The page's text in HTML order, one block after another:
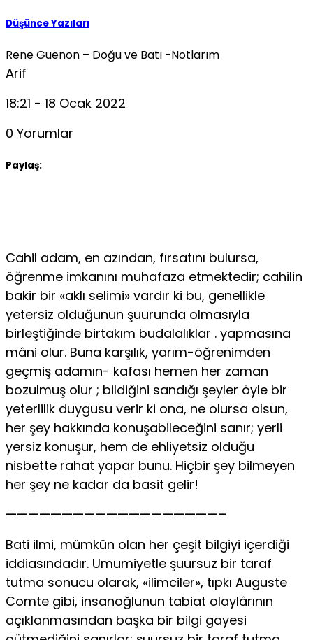
Düşünce Yazıları
Rene Guenon – Doğu ve Batı -Notlarım
Arif
18:21 - 18 Ocak 2022
0 Yorumlar
Paylaş:
Cahil adam, en azından, fırsatını bulursa,
öğrenme imkanını muhafaza etmektedir; cahilin
bakir bir «aklı selimi» vardır ki bu, genellikle
yetersiz olduğunun şuurunda olmasıyla
birleştiğinde birtakım budalalıklar . yapmasına
mâni olur. Buna karşılık, yarım-öğrenimden
geçmiş adamın- kafası hemen her zaman
bozulmuş olur ; bildiğini sandığı şeyler öyle bir
yeterlilik duygusu verir ki ona, ne olursa olsun,
her şey hakkında konuşabileceğini sanır; yerli
yersiz konuşur, hem de ehliyetsiz olduğu
nisbette rahat yapar bunu. Hiçbir şey bilmeyen
her şey ne kadar da basit gelir!
———————————————————–
Bati ilmi, mümkün olan her çeşit bilgiyi içerdiği
iddiasındadır. Umumiyetle şuursuz bir taraf
tutma sonucu olarak, «ilimciler», tıpkı Auguste
Comte gibi, insanoğlunun tabiat olaylârının
açıklanmasından başka bir bilgi gayesi